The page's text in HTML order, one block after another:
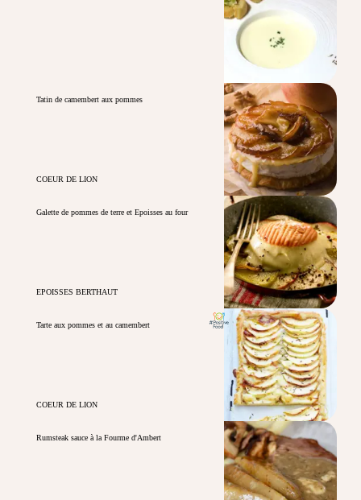
Tatin de camembert aux pommes
COEUR DE LION
Galette de pommes de terre et Epoisses au four
EPOISSES BERTHAUT
Tarte aux pommes et au camembert
COEUR DE LION
Rumsteak sauce à la Fourme d'Ambert